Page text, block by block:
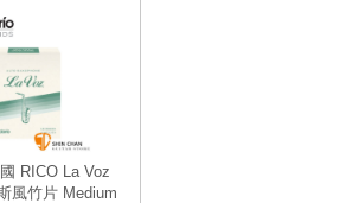
RICO La Voz
風竹片 Medium